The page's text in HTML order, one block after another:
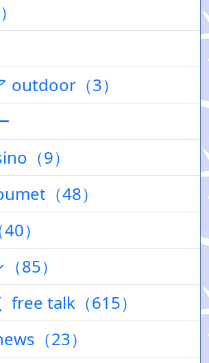
outdoor（3）
（9）
（48）
）
85）
free talk（615）
（23）